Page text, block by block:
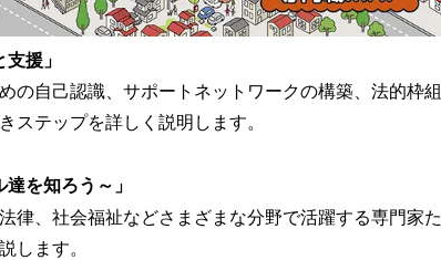
援」
の自己認識、サポートネットワークの構築、法的枠組
ステップを詳しく説明します。
を知ろう～」
律、社会福祉などさまざまな分野で活躍する専門家た
します。